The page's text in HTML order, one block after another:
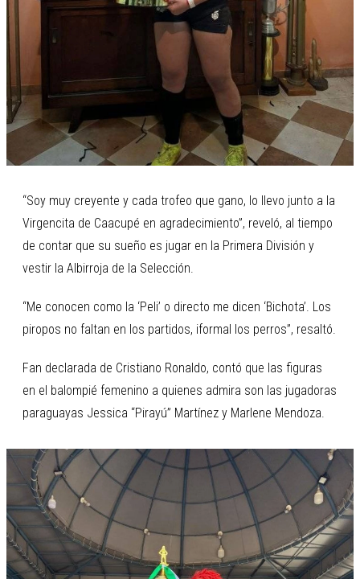
“Soy muy creyente y cada trofeo que gano, lo llevo junto a la
Virgencita de Caacupé en agradecimiento”, reveló, al tiempo
de contar que su sueño es jugar en la Primera División y
vestir la Albirroja de la Selección.
“Me conocen como la ‘Peli’ o directo me dicen ‘Bichota’. Los
piropos no faltan en los partidos, iformal los perros”, resaltó.
Fan declarada de Cristiano Ronaldo, contó que las figuras
en el balompié femenino a quienes admira son las jugadoras
paraguayas Jessica “Pirayú” Martínez y Marlene Mendoza.